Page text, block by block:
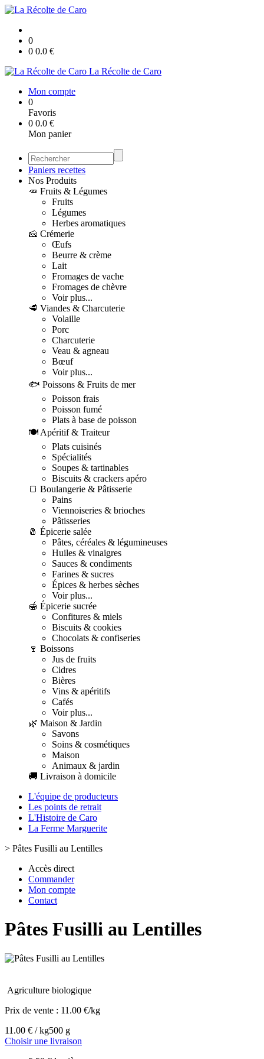
0
0 0.0 €
La Récolte de Caro
Mon compte
0
Favoris
0 0.0 €
Mon panier
Paniers recettes
Nos Produits
🥕 Fruits & Légumes
Fruits
Légumes
Herbes aromatiques
🧀 Crémerie
Œufs
Beurre & crème
Lait
Fromages de vache
Fromages de chèvre
Voir plus...
🥩 Viandes & Charcuterie
Volaille
Porc
Charcuterie
Veau & agneau
Bœuf
Voir plus...
🐟 Poissons & Fruits de mer
Poisson frais
Poisson fumé
Plats à base de poisson
🍽️ Apéritif & Traiteur
Plats cuisinés
Spécialités
Soupes & tartinables
Biscuits & crackers apéro
🍞 Boulangerie & Pâtisserie
Pains
Viennoiseries & brioches
Pâtisseries
🧂 Épicerie salée
Pâtes, céréales & légumineuses
Huiles & vinaigres
Sauces & condiments
Farines & sucres
Épices & herbes sèches
Voir plus...
🍯 Épicerie sucrée
Confitures & miels
Biscuits & cookies
Chocolats & confiseries
🍷 Boissons
Jus de fruits
Cidres
Bières
Vins & apéritifs
Cafés
Voir plus...
🌿 Maison & Jardin
Savons
Soins & cosmétiques
Maison
Animaux & jardin
🚚 Livraison à domicile
L'équipe de producteurs
Les points de retrait
L'Histoire de Caro
La Ferme Marguerite
> Pâtes Fusilli au Lentilles
Accès direct
Commander
Mon compte
Contact
Pâtes Fusilli au Lentilles
Agriculture biologique
Prix de vente : 11.00 €/kg
11.00 € / kg500 g
Choisir une livraison